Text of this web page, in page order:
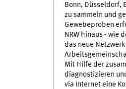
Bonn, Düsseldorf,
zu sammeln und
Gewebeproben
NRW hinaus - wie
das neue
Mit Hilfe der
diagnostizieren
via Internet eine